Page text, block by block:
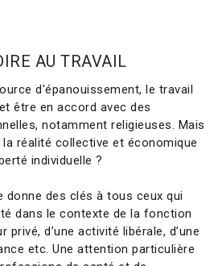
AU TRAVAIL
d'épanouissement, le travail
être en accord avec des
notamment religieuses. Mais
réalité collective et économique
individuelle ?
donne des clés à tous ceux qui
dans le contexte de la fonction
privé, d’une activité libérale, d’une
etc. Une attention particulière